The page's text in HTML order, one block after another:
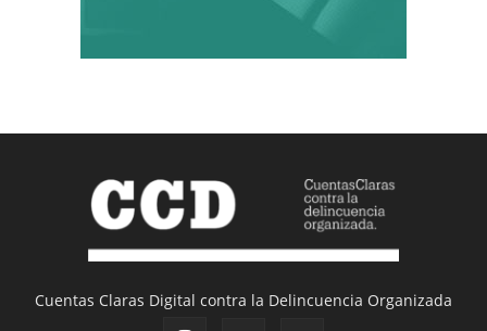
Cuentas Claras Digital contra la Delincuencia Organizada